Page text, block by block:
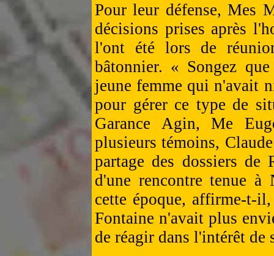
Pour leur défense, Mes
décisions prises après
l'ont été lors de
bâtonnier. « Songez
jeune femme qui n'avait
pour gérer ce type de
Garance Agin, Me
plusieurs témoins,
partage des dossiers de
d'une rencontre tenue à
cette époque, affirme-t-
Fontaine n'avait plus
de réagir dans l'intérêt de